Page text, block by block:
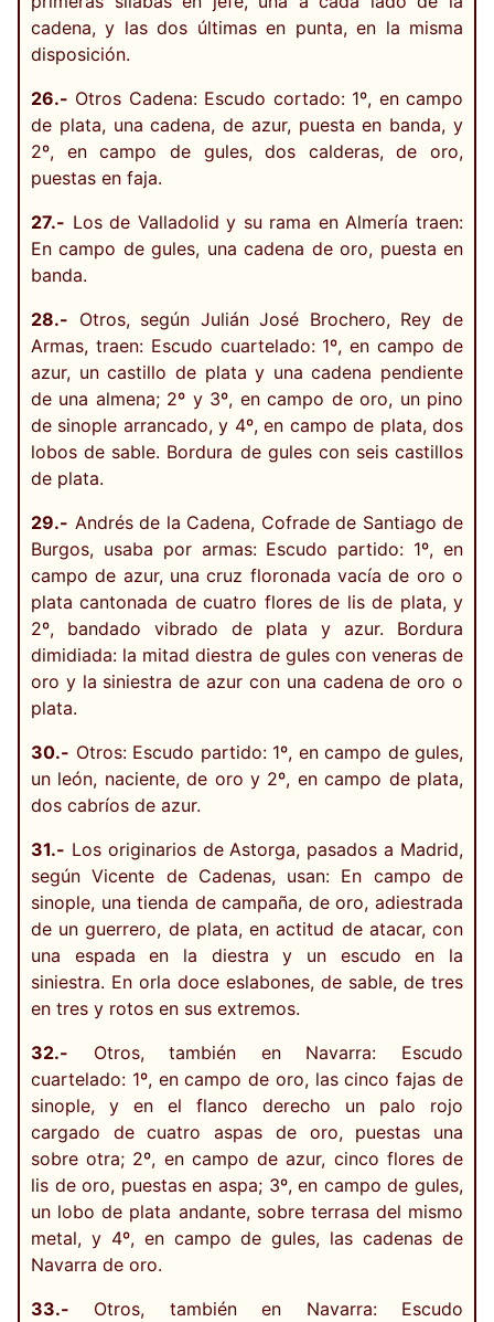
cadena, y las dos últimas en punta, en la misma
disposición.
26.- Otros Cadena: Escudo cortado: 1º, en campo
de plata, una cadena, de azur, puesta en banda, y
2º, en campo de gules, dos calderas, de oro,
puestas en faja.
27.- Los de Valladolid y su rama en Almería traen:
En campo de gules, una cadena de oro, puesta en
banda.
28.- Otros, según Julián José Brochero, Rey de
Armas, traen: Escudo cuartelado: 1º, en campo de
azur, un castillo de plata y una cadena pendiente
de una almena; 2º y 3º, en campo de oro, un pino
de sinople arrancado, y 4º, en campo de plata, dos
lobos de sable. Bordura de gules con seis castillos
de plata.
29.- Andrés de la Cadena, Cofrade de Santiago de
Burgos, usaba por armas: Escudo partido: 1º, en
campo de azur, una cruz floronada vacía de oro o
plata cantonada de cuatro flores de lis de plata, y
2º, bandado vibrado de plata y azur. Bordura
dimidiada: la mitad diestra de gules con veneras de
oro y la siniestra de azur con una cadena de oro o
plata.
30.- Otros: Escudo partido: 1º, en campo de gules,
un león, naciente, de oro y 2º, en campo de plata,
dos cabríos de azur.
31.- Los originarios de Astorga, pasados a Madrid,
según Vicente de Cadenas, usan: En campo de
sinople, una tienda de campaña, de oro, adiestrada
de un guerrero, de plata, en actitud de atacar, con
una espada en la diestra y un escudo en la
siniestra. En orla doce eslabones, de sable, de tres
en tres y rotos en sus extremos.
32.- Otros, también en Navarra: Escudo
cuartelado: 1º, en campo de oro, las cinco fajas de
sinople, y en el flanco derecho un palo rojo
cargado de cuatro aspas de oro, puestas una
sobre otra; 2º, en campo de azur, cinco flores de
lis de oro, puestas en aspa; 3º, en campo de gules,
un lobo de plata andante, sobre terrasa del mismo
metal, y 4º, en campo de gules, las cadenas de
Navarra de oro.
33.- Otros, también en Navarra: Escudo